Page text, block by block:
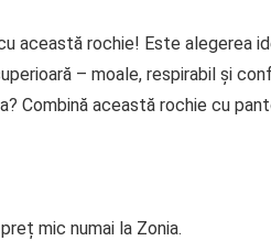
această rochie! Este alegerea
– moale, respirabil și
Combină această rochie cu
mic numai la Zonia.